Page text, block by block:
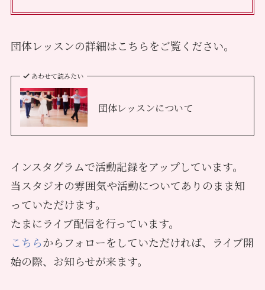
団体レッスンの詳細はこちらをご覧ください。
あわせて読みたい
団体レッスンについて
インスタグラムで活動記録をアップしています。
当スタジオの雰囲気や活動についてありのまま知
っていただけます。
たまにライブ配信を行っています。
こちらからフォローをしていただければ、ライブ開
始の際、お知らせが来ます。